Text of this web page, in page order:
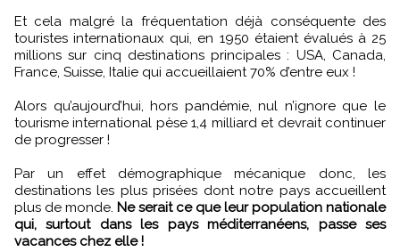
Et cela malgré la fréquentation déjà conséquente des
touristes internationaux qui, en 1950 étaient évalués à 25
millions sur cinq destinations principales : USA, Canada,
France, Suisse, Italie qui accueillaient 70% d’entre eux !
Alors qu’aujourd’hui, hors pandémie, nul n’ignore que le
tourisme international pèse 1,4 milliard et devrait continuer
de progresser !
Par un effet démographique mécanique donc, les
destinations les plus prisées dont notre pays accueillent
plus de monde. Ne serait ce que leur population nationale
qui, surtout dans les pays méditerranéens, passe ses
vacances chez elle !